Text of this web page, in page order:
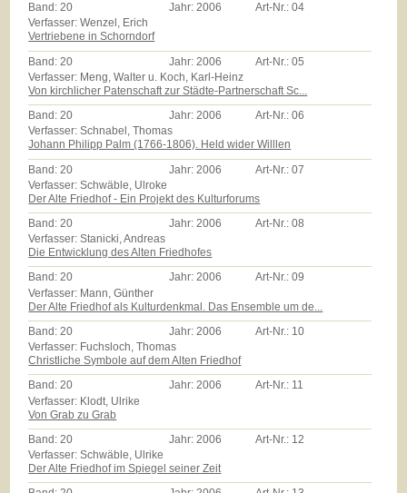
Band:20 Jahr:2006 Art-Nr.:04
Verfasser: Wenzel, Erich
Vertriebene in Schorndorf
Band: 20 Jahr: 2006 Art-Nr.:05
Verfasser: Meng, Walter u. Koch, Karl-Heinz
Von kirchlicher Patenschaft zur Städte-Partnerschaft Sc...
Band:20 Jahr:2006 Art-Nr.:06
Verfasser: Schnabel, Thomas
Johann Philipp Palm (1766-1806). Held wider Willlen
Band: 20 Jahr: 2006 Art-Nr.:07
Verfasser: Schwäble, Ulroke
Der Alte Friedhof - Ein Projekt des Kulturforums
Band:20 Jahr:2006 Art-Nr.:08
Verfasser: Stanicki, Andreas
Die Entwicklung des Alten Friedhofes
Band:20 Jahr:2006 Art-Nr.:09
Verfasser: Mann, Günther
Der Alte Friedhof als Kulturdenkmal. Das Ensemble um de...
Band:20 Jahr:2006 Art-Nr.: 10
Verfasser: Fuchsloch, Thomas
Christliche Symbole auf dem Alten Friedhof
Band:20 Jahr:2006 Art-Nr.: 11
Verfasser: Klodt, Ulrike
Von Grab zu Grab
Band: 20 Jahr: 2006 Art-Nr.: 12
Verfasser: Schwäble, Ulrike
Der Alte Friedhof im Spiegel seiner Zeit